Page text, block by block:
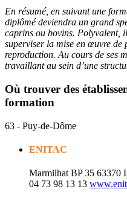
En résumé, en suivant une
diplômé deviendra un grand
caprins ou bovins. Polyvalent,
superviser la mise en œuvre de
reproduction. Au cours de ses
travaillant au sein d’une
Où trouver des
formation
63 - Puy-de-Dôme
ENITAC
Marmilhat BP 35 63370
04 73 98 13 13